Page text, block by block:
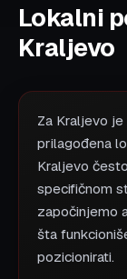
Lokalni
Kraljevo
Za Kraljevo
prilagođena
Kraljevo
specifičnom
započinjemo
šta
pozicionirati.